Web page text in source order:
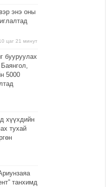
энэ оны
цаг 21 минут
бууруулах
5000
хүүхдийн
тухай
танхимд